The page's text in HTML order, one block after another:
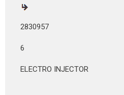
2830957
6
ELECTRO INJECTOR